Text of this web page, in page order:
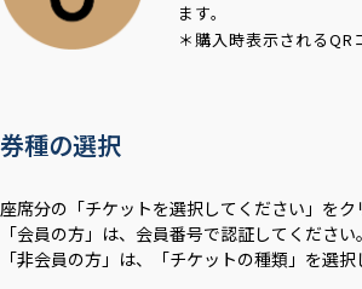
ます。
＊購入時表示されるQR
券種の選択
座席分の「チケットを選択してください」を
「会員の方」は、会員番号で認証してください。
「非会員の方」は、「チケットの種類」を選択